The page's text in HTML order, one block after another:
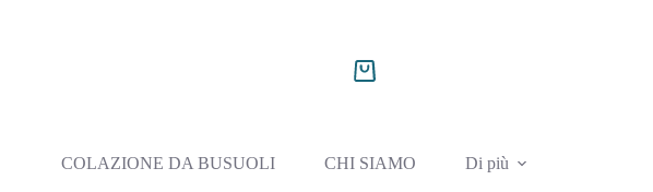
COLAZIONE DA BUSUOLI CHI SIAMO Di più